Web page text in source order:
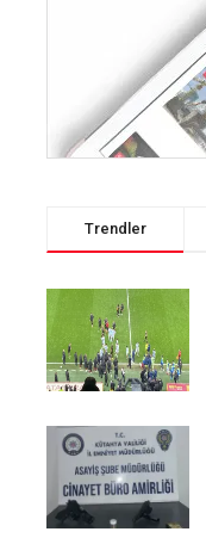
Trendler